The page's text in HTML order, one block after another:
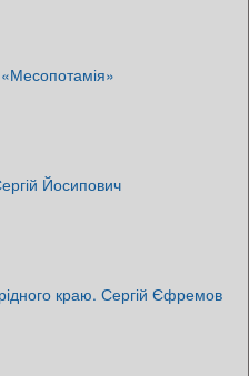
Йосипович
краю. Сергій Єфремов